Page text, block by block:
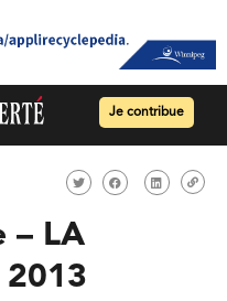
Je contribue
– LA
2013